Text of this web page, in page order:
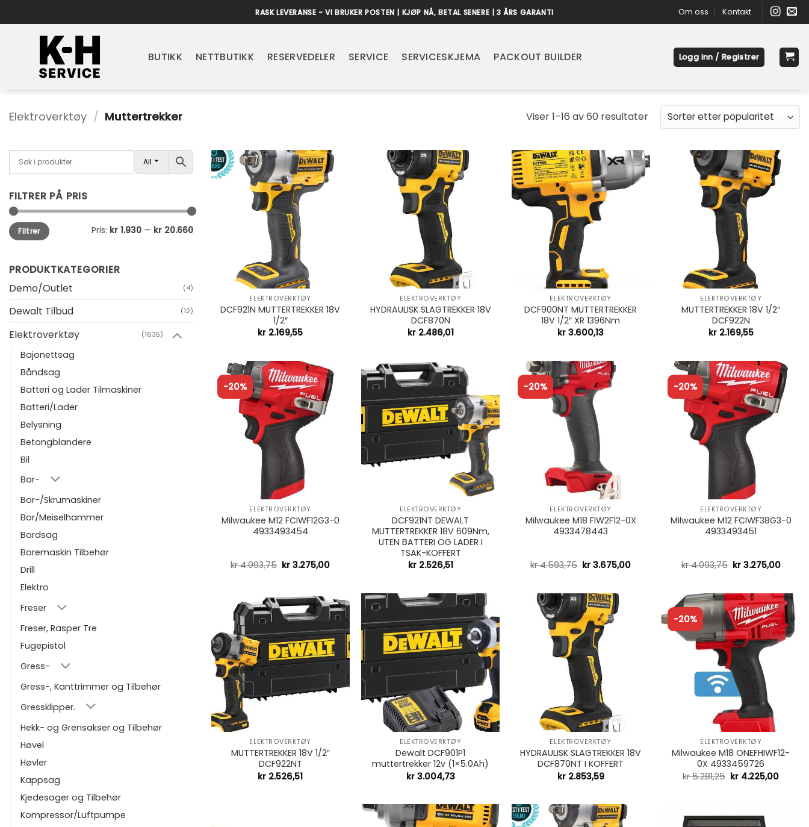
to
RASK LEVERANSE - VI BRUKER POSTEN | KJØP NÅ, BETAL SENERE | 3 ÅRS GARANTI Om oss Kontakt
BUTIKK NETTBUTIKK RESERVEDELER SERVICE SERVICESKJEMA PACKOUT BUILDER Logg inn / Registrer
Elektroverktøy / Muttertrekker Viser 1–16 av 60 resultaterSortert
etter
All
FILTRER PÅ PRIS
Min.
pris
Makspris
Filtrer Pris: kr 1.930 — kr 20.660
PRODUKTKATEGORIER
Demo/Outlet
(4)
Dewalt Tilbud (12)
Elektroverktøy (1635)
Bajonettsag
Båndsag
Batteri og Lader Tilmaskiner
Batteri/Lader
Belysning
Betongblandere
Bil
Bor-
Bor-/Skrumaskiner
Bor/Meiselhammer
Bordsag
Boremaskin Tilbehør
Drill
Elektro
Freser
Freser, Rasper Tre
Fugepistol
Gress-
Gress-, Kanttrimmer og Tilbehør
Gressklipper.
Hekk- og Grensakser og Tilbehør
Høvel
Høvler
Kappsag
Kjedesager og Tilbehør
Kompressor/Luftpumpe
ELEKTROVERKTØY
DCF921N MUTTERTREKKER 18V
1/2″
kr 2.169,55
ELEKTROVERKTØY
HYDRAULISK SLAGTREKKER 18V
DCF870N
kr2.486,01
ELEKTROVERKTØY
DCF900NT MUTTERTREKKER
18V 1/2″ XR 1396Nm
kr 3.600,13
ELEKTROVERKTØY
MUTTERTREKKER 18V 1/2″
DCF922N
kr2.169,55
-20%
ELEKTROVERKTØY
Milwaukee M12 FCIWF12G3-0
4933493454
kr4.093,75 kr 3.275,00
ELEKTROVERKTØY
DCF921NT DEWALT
MUTTERTREKKER 18V 609Nm,
UTEN BATTERI OG LADER I
TSAK-KOFFERT
kr2.526,51
-20%
ELEKTROVERKTØY
Milwaukee M18 FIW2F12-0X
4933478443
kr4.593,75 kr 3.675,00
-20%
ELEKTROVERKTØY
Milwaukee M12 FCIWF38G3-0
4933493451
kr4.093,75 kr3.275,00
+
ELEKTROVERKTØY
MUTTERTREKKER 18V 1/2″
DCF922NT
kr 2.526,51
ELEKTROVERKTØY
Dewalt DCF901P1
muttertrekker 12v (1×5.0Ah)
kr3.004,73
ELEKTROVERKTØY
HYDRAULISK SLAGTREKKER 18V
DCF870NT I KOFFERT
kr2.853,59
-20%
ELEKTROVERKTØY
Milwaukee M18 ONEFHIWF12-
0X 4933459726
kr5.281,25 kr 4.225,00